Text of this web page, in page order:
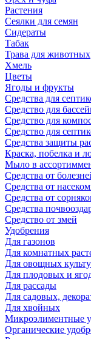
Растения
Сеялки для семян
Сидераты
Табак
Трава для животных
Хмель
Цветы
Ягоды и фрукты
Средства для
Средство для
Средство для
Средство для
Средства защиты
Краска, побелка и
Мыло в
Средства от
Средства от
Средства от
Средства
Средство от змей
Удобрения
Для газонов
Для комнатных
Для овощных
Для плодовых и
Для рассады
Для садовых,
Для хвойных
Микроэлиментные
Органические